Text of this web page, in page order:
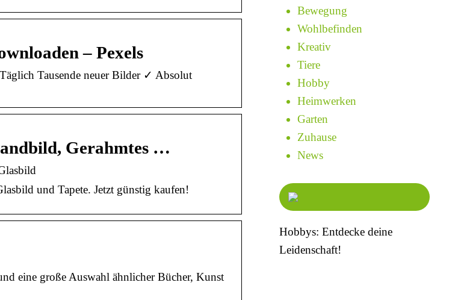
– Pexels
Tausende neuer Bilder ✓ Absolut
Gerahmtes …
und Tapete. Jetzt günstig kaufen!
eine große Auswahl ähnlicher Bücher, Kunst
Bewegung
Wohlbefinden
Kreativ
Tiere
Hobby
Heimwerken
Garten
Zuhause
News
Hobbys: Entdecke deine
Leidenschaft!